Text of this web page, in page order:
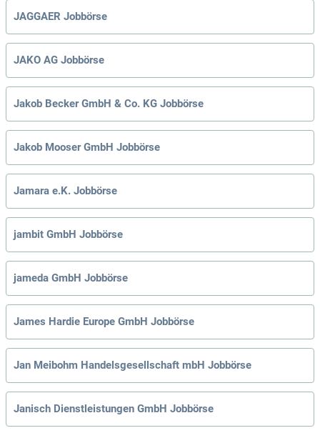
JAGGAER Jobbörse
JAKO AG Jobbörse
Jakob Becker GmbH & Co. KG Jobbörse
Jakob Mooser GmbH Jobbörse
Jamara e.K. Jobbörse
jambit GmbH Jobbörse
jameda GmbH Jobbörse
James Hardie Europe GmbH Jobbörse
Jan Meibohm Handelsgesellschaft mbH Jobbörse
Janisch Dienstleistungen GmbH Jobbörse